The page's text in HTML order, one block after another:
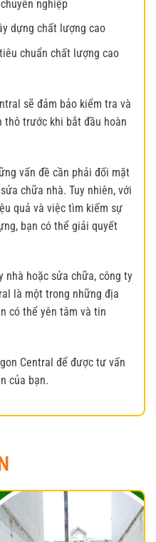
nghiệp
dựng chất lượng cao
chuẩn chất lượng cao
sẽ đảm bảo kiểm tra và
thô trước khi bắt đầu hoàn
vấn đề cần phải đối mặt
chữa nhà. Tuy nhiên, với
quả và việc tìm kiếm sự
bạn có thể giải quyết
nhà hoặc sửa chữa, công ty
là một trong những địa
có thể yên tâm và tin
Central để được tư vấn
của bạn.